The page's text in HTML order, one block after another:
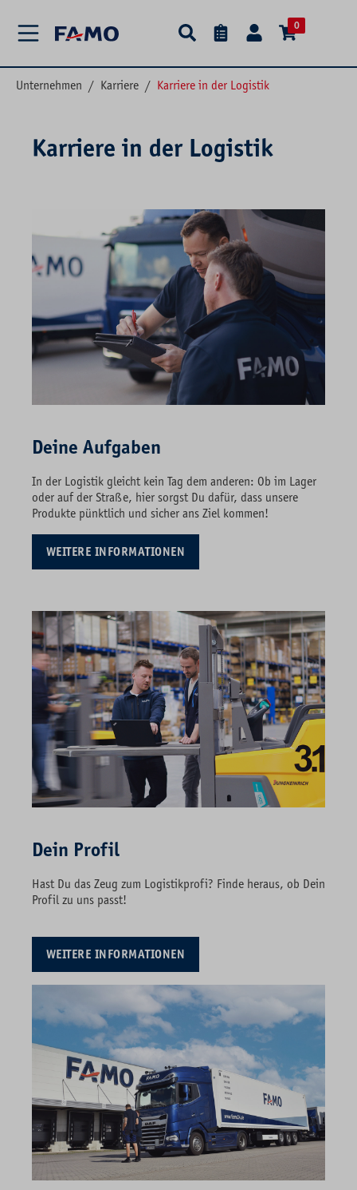
0
Unternehmen / Karriere / Karriere in der Logistik
Karriere in der Logistik
Deine Aufgaben
In der Logistik gleicht kein Tag dem anderen: Ob im Lager
oder auf der Straße, hier sorgst Du dafür, dass unsere
Produkte pünktlich und sicher ans Ziel kommen!
WEITERE INFORMATIONEN
Dein Profil
Hast Du das Zeug zum Logistikprofi? Finde heraus, ob Dein
Profil zu uns passt!
WEITERE INFORMATIONEN